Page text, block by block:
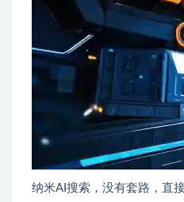
纳米AI搜索，没有套路，直